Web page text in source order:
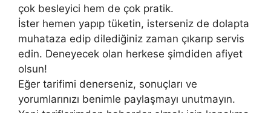
çok besleyici hem de çok pratik.
​İster hemen yapıp tüketin, isterseniz de dolapta
muhataza edip dilediğiniz zaman çıkarıp servis
edin. Deneyecek olan herkese şimdiden afiyet
olsun!
​Eğer tarifimi denerseniz, sonuçları ve
yorumlarınızı benimle paylaşmayı unutmayın.